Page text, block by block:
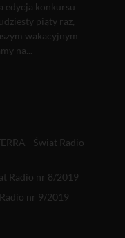
edycja konkursu
piąty raz,
wakacyjnym
na...
- Świat Radio
Radio nr 8/2019
nr 9/2019